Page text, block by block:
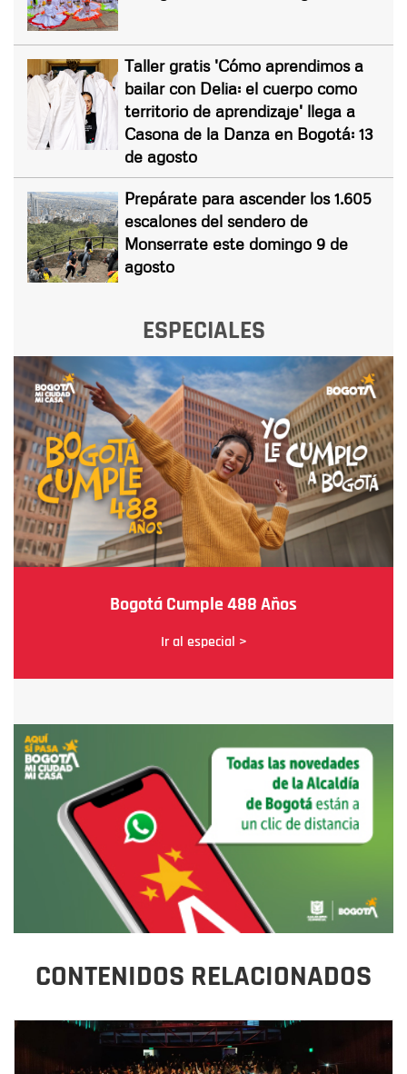
Taller gratis 'Cómo aprendimos a
bailar con Delia: el cuerpo como
territorio de aprendizaje' llega a
Casona de la Danza en Bogotá: 13
de agosto
Prepárate para ascender los 1.605
escalones del sendero de
Monserrate este domingo 9 de
agosto
ESPECIALES
Bogotá Cumple 488 Años
Ir al especial >
CONTENIDOS RELACIONADOS